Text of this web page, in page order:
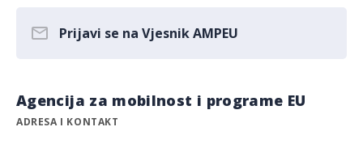
Prijavi se na Vjesnik AMPEU
Agencija za mobilnost i programe EU
ADRESA I KONTAKT